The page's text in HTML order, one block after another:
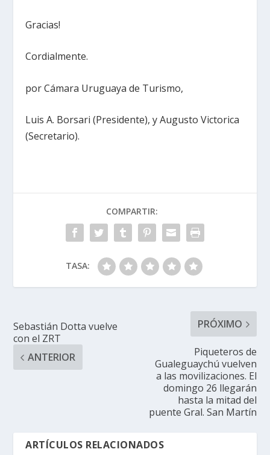
Gracias!
Cordialmente.
por Cámara Uruguaya de Turismo,
Luis A. Borsari (Presidente), y Augusto Victorica
(Secretario).
COMPARTIR:
TASA:
Sebastián Dotta vuelve
con el ZRT
ANTERIOR
PRÓXIMO
Piqueteros de
Gualeguaychú vuelven
a las movilizaciones. El
domingo 26 llegarán
hasta la mitad del
puente Gral. San Martín
ARTÍCULOS RELACIONADOS